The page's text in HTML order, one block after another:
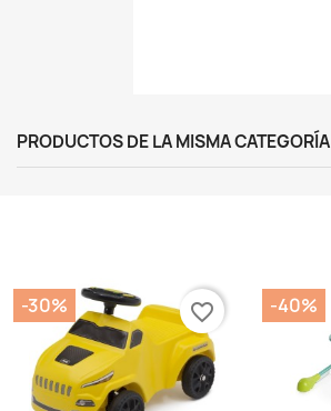
PRODUCTOS DE LA MISMA CATEGORÍA
-30% favorite_border -40%